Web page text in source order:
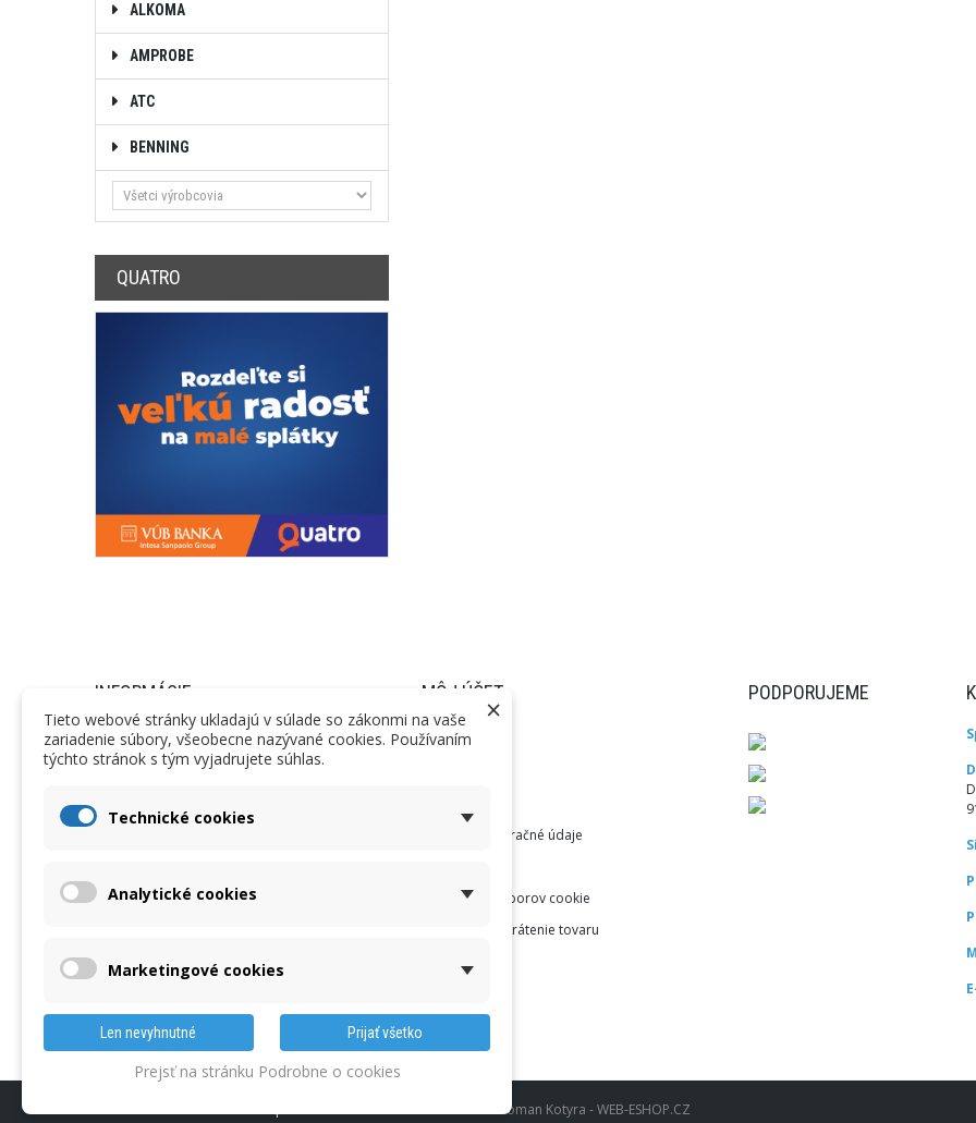
ALKOMA
AMPROBE
ATC
BENNING
QUATRO
INFORMÁCIE
Informácie
Obchodné podmienky
Kalibrácie
O nás
MÔJ ÚČET
Objednávky
Adresy a fakturačné údaje
Nastavenia súborov cookie
Reklamácia a vrátenie tovaru
PODPORUJEME
Realizace internetového obchodu: Roman Kotyra - WEB-ESHOP.CZ
×
Tieto webové stránky ukladajú v súlade so zákonmi na vaše
zariadenie súbory, všeobecne nazývané cookies. Používaním
týchto stránok s tým vyjadrujete súhlas.
Technické cookies
Analytické cookies
Marketingové cookies
Len nevyhnutné Prijať všetko
Prejsť na stránku Podrobne o cookies